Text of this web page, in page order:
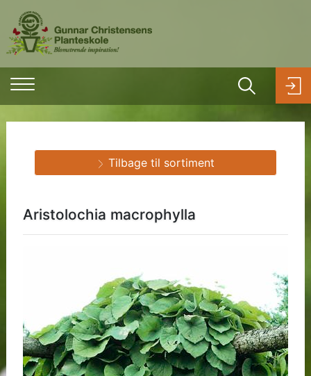
Aristolochia macrophylla
Tilbage til sortiment